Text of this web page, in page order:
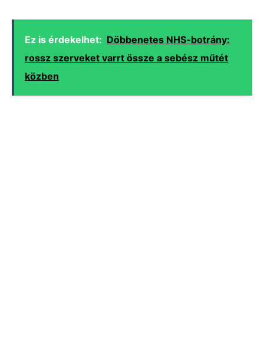
Ez is érdekelhet: Döbbenetes NHS-botrány:
rossz szerveket varrt össze a sebész műtét
közben